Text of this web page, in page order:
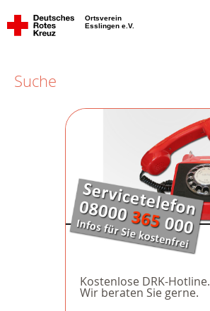
Ortsverein
Esslingen e.V.
Suche
Kostenlose DRK-Hotline.
Wir beraten Sie gerne.